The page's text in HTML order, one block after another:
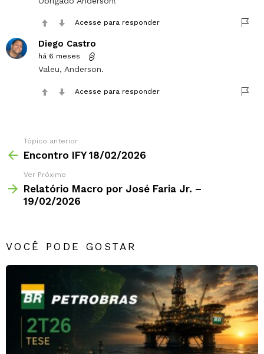
Acesse para responder
Diego Castro
há 6 meses
Valeu, Anderson.
Acesse para responder
Tópico anterior
Encontro IFY 18/02/2026
Ver Próximo
Relatório Macro por José Faria Jr. –
19/02/2026
VOCÊ PODE GOSTAR